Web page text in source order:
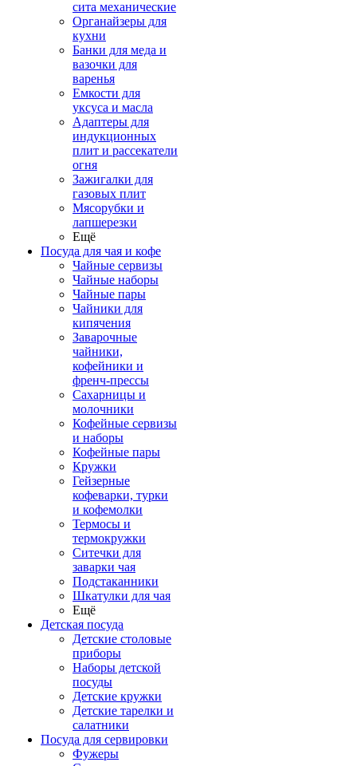
сита механические
Органайзеры для
кухни
Банки для меда и
вазочки для
варенья
Емкости для
уксуса и масла
Адаптеры для
индукционных
плит и рассекатели
огня
Зажигалки для
газовых плит
Мясорубки и
лапшерезки
Ещё
Посуда для чая и кофе
Чайные сервизы
Чайные наборы
Чайные пары
Чайники для
кипячения
Заварочные
чайники,
кофейники и
френч-прессы
Сахарницы и
молочники
Кофейные сервизы
и наборы
Кофейные пары
Кружки
Гейзерные
кофеварки, турки
и кофемолки
Термосы и
термокружки
Ситечки для
заварки чая
Подстаканники
Шкатулки для чая
Ещё
Детская посуда
Детские столовые
приборы
Наборы детской
посуды
Детские кружки
Детские тарелки и
салатники
Посуда для сервировки
Фужеры